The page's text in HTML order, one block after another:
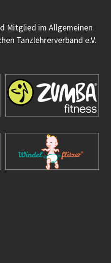
Mitglied im Allgemeinen
Tanzlehrerverband e.V.